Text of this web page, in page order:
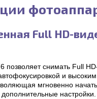
Full HD-
позволяет снимать Full
и
мгновенно
настройки.